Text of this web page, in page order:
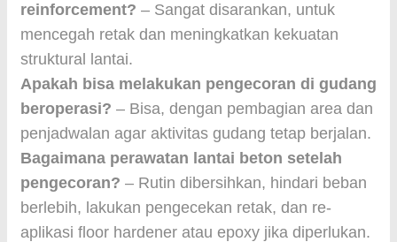
reinforcement? – Sangat disarankan, untuk
mencegah retak dan meningkatkan kekuatan
struktural lantai.
Apakah bisa melakukan pengecoran di gudang
beroperasi? – Bisa, dengan pembagian area dan
penjadwalan agar aktivitas gudang tetap berjalan.
Bagaimana perawatan lantai beton setelah
pengecoran? – Rutin dibersihkan, hindari beban
berlebih, lakukan pengecekan retak, dan re-
aplikasi floor hardener atau epoxy jika diperlukan.